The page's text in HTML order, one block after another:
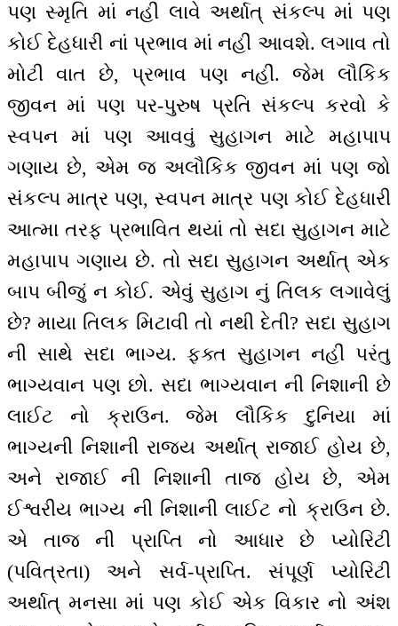
પણ સ્મૃતિ માં નહીં લાવે અર્થાત્ સંકલ્પ માં પણ
કોઈ દેહધારી નાં પ્રભાવ માં નહીં આવશે. લગાવ તો
મોટી વાત છે, પ્રભાવ પણ નહીં. જેમ લૌકિક
જીવન માં પણ પર-પુરુષ પ્રતિ સંકલ્પ કરવો કે
સ્વપન માં પણ આવવું સુહાગન માટે મહાપાપ
ગણાય છે, એમ જ અલૌકિક જીવન માં પણ જો
સંકલ્પ માત્ર પણ, સ્વપન માત્ર પણ કોઈ દેહધારી
આત્મા તરફ પ્રભાવિત થયાં તો સદા સુહાગન માટે
મહાપાપ ગણાય છે. તો સદા સુહાગન અર્થાત્ એક
બાપ બીજું ન કોઈ. એવું સુહાગ નું તિલક લગાવેલું
છે? માયા તિલક મિટાવી તો નથી દેતી? સદા સુહાગ
ની સાથે સદા ભાગ્ય. ફક્ત સુહાગન નહીં પરંતુ
ભાગ્યવાન પણ છો. સદા ભાગ્યવાન ની નિશાની છે
લાઈટ નો ક્રાઉન. જેમ લૌકિક દુનિયા માં
ભાગ્યની નિશાની રાજ્ય અર્થાત્ રાજાઈ હોય છે,
અને રાજાઈ ની નિશાની તાજ હોય છે, એમ
ઈશ્વરીય ભાગ્ય ની નિશાની લાઈટ નો ક્રાઉન છે.
એ તાજ ની પ્રાપ્તિ નો આધાર છે પ્યોરિટી
(પવિત્રતા) અને સર્વ-પ્રાપ્તિ. સંપૂર્ણ પ્યોરિટી
અર્થાત્ મનસા માં પણ કોઈ એક વિકાર નો અંશ